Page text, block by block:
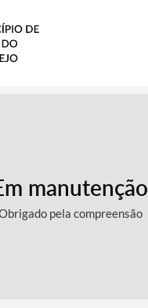
manutenção
pela compreensão